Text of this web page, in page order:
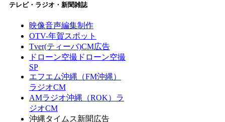
テレビ・ラジオ・新聞雑誌
映像音声編集制作
OTV-年賀スポット
Tver(ティーバ)CM広告
ドローン空撮 ドローン空撮
SP
エフエム沖縄（FM沖縄）
ラジオCM
AMラジオ沖縄（ROK）ラ
ジオCM
沖縄タイムス新聞広告